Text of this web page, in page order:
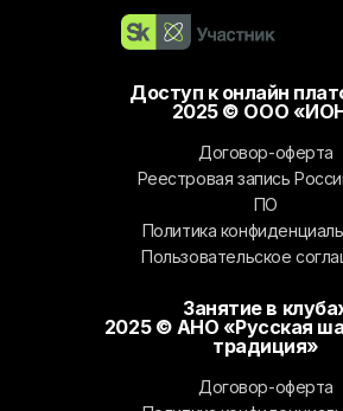
Доступ к онлайн
2025 © ООО
Договор-оферта
Реестровая запись
ПО
Политика
Пользовательское
Занятие в
2025 © АНО «Русская
традиция»
Договор-оферта